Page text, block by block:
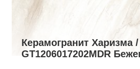
Керамогранит Харизма
GT1206017202MDR